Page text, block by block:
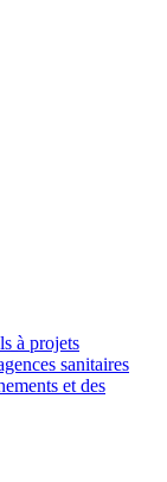
à projets
sanitaires
et des